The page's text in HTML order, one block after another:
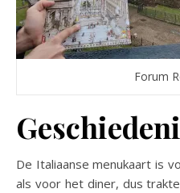
Forum
De Italiaanse menukaart is
als voor het diner, dus